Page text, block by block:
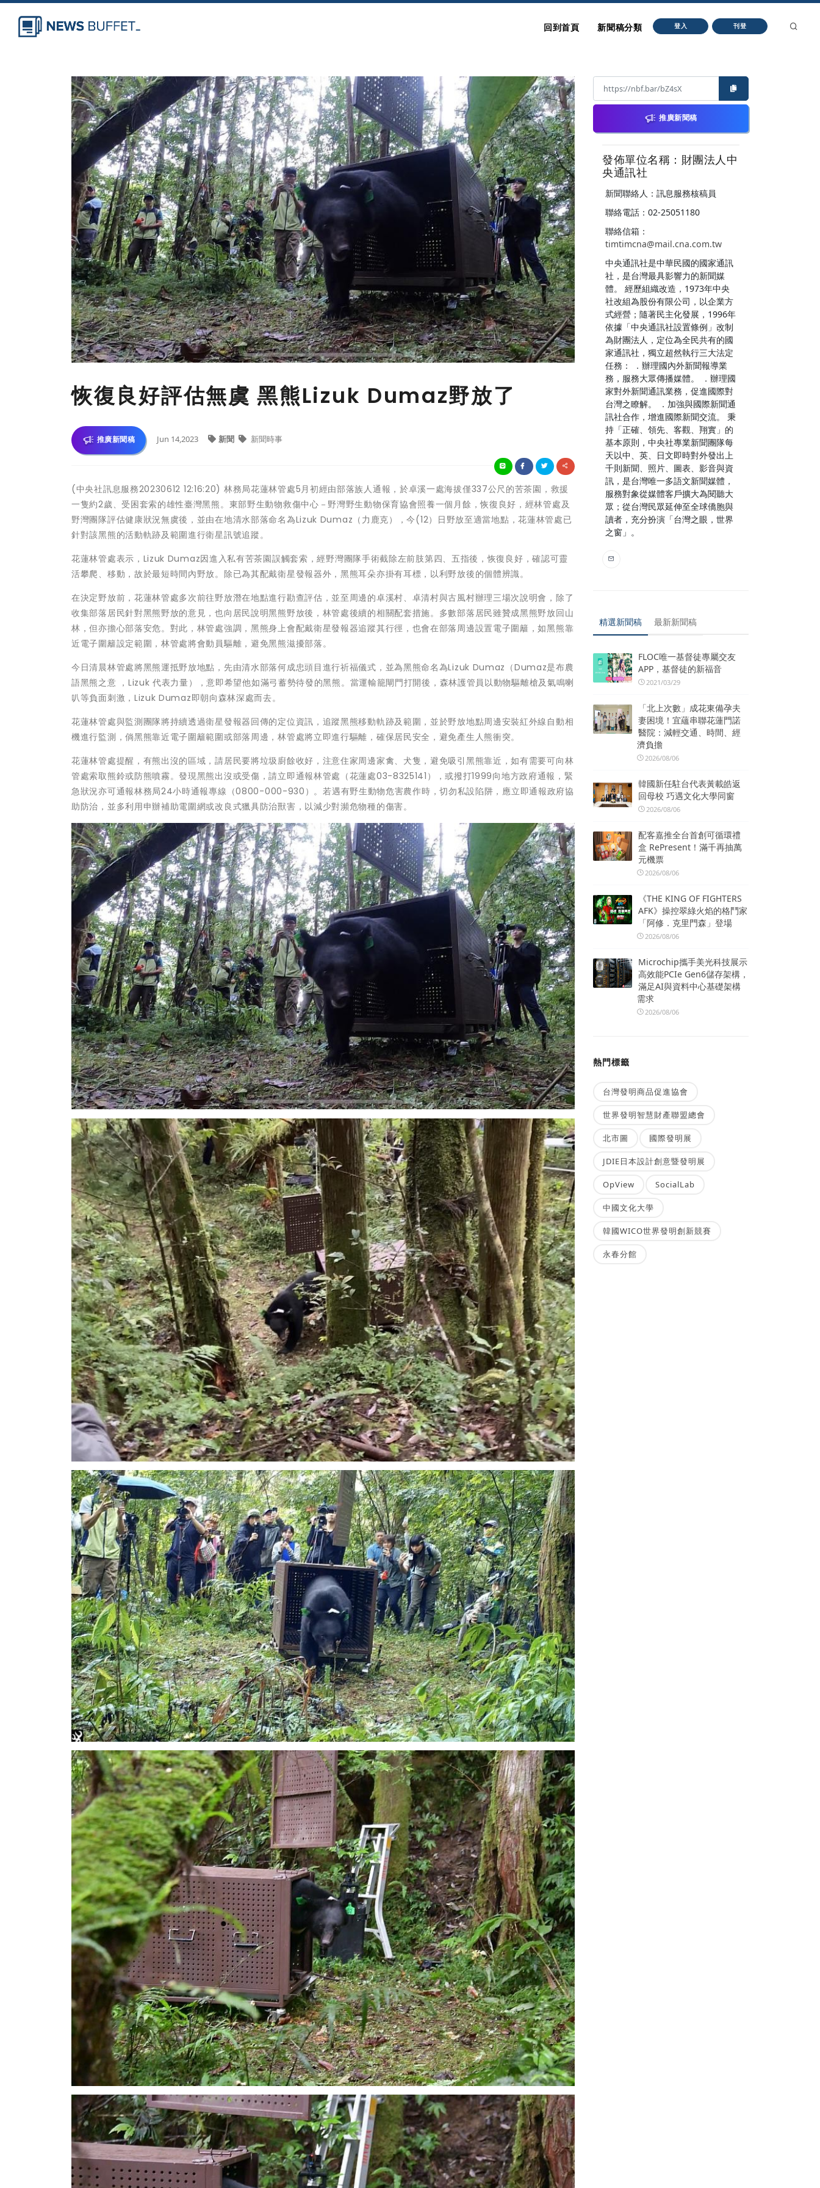
回到首頁 新聞稿分類 登入 刊登
恢復良好評估無虞 黑熊Lizuk Dumaz野放了
推廣新聞稿 Jun 14,2023 新聞 新聞時事
(中央社訊息服務20230612 12:16:20) 林務局花蓮林管處5月初經由部落族人通報，於卓溪一處海拔僅337公尺的苦茶園，救援
一隻約2歲、受困套索的雄性臺灣黑熊。東部野生動物救傷中心－野灣野生動物保育協會照養一個月餘，恢復良好，經林管處及
野灣團隊評估健康狀況無虞後，並由在地清水部落命名為Lizuk Dumaz（力鹿克），今(12）日野放至適當地點，花蓮林管處已
針對該黑熊的活動軌跡及範圍進行衛星訊號追蹤。
花蓮林管處表示，Lizuk Dumaz因進入私有苦茶園誤觸套索，經野灣團隊手術截除左前肢第四、五指後，恢復良好，確認可靈
活攀爬、移動，故於最短時間內野放。除已為其配戴衛星發報器外，黑熊耳朵亦掛有耳標，以利野放後的個體辨識。
在決定野放前，花蓮林管處多次前往野放潛在地點進行勘查評估，並至周邊的卓溪村、卓清村與古風村辦理三場次說明會，除了
收集部落居民針對黑熊野放的意見，也向居民說明黑熊野放後，林管處後續的相關配套措施。多數部落居民雖贊成黑熊野放回山
林，但亦擔心部落安危。對此，林管處強調，黑熊身上會配戴衛星發報器追蹤其行徑，也會在部落周邊設置電子圍籬，如黑熊靠
近電子圍籬設定範圍，林管處將會動員驅離，避免黑熊滋擾部落。
今日清晨林管處將黑熊運抵野放地點，先由清水部落何成忠頭目進行祈福儀式，並為黑熊命名為Lizuk Dumaz（Dumaz是布農
語黑熊之意 ，Lizuk 代表力量），意即希望他如滿弓蓄勢待發的黑熊。當運輸籠閘門打開後，森林護管員以動物驅離槍及氣鳴喇
叭等負面刺激，Lizuk Dumaz即朝向森林深處而去。
花蓮林管處與監測團隊將持續透過衛星發報器回傳的定位資訊，追蹤黑熊移動軌跡及範圍，並於野放地點周邊安裝紅外線自動相
機進行監測，倘黑熊靠近電子圍籬範圍或部落周邊，林管處將立即進行驅離，確保居民安全，避免產生人熊衝突。
花蓮林管處提醒，有熊出沒的區域，請居民要將垃圾廚餘收好，注意住家周邊家禽、犬隻，避免吸引黑熊靠近，如有需要可向林
管處索取熊鈴或防熊噴霧。發現黑熊出沒或受傷，請立即通報林管處（花蓮處03-8325141），或撥打1999向地方政府通報，緊
急狀況亦可通報林務局24小時通報專線（0800-000-930）。若遇有野生動物危害農作時，切勿私設陷阱，應立即通報政府協
助防治，並多利用申辦補助電圍網或改良式獵具防治獸害，以減少對瀕危物種的傷害。
推廣新聞稿
發佈單位名稱：財團法人中
央通訊社
新聞聯絡人：訊息服務核稿員
聯絡電話：02-25051180
聯絡信箱：
timtimcna@mail.cna.com.tw
中央通訊社是中華民國的國家通訊
社，是台灣最具影響力的新聞媒
體。 經歷組織改造，1973年中央
社改組為股份有限公司，以企業方
式經營；隨著民主化發展，1996年
依據「中央通訊社設置條例」改制
為財團法人，定位為全民共有的國
家通訊社，獨立超然執行三大法定
任務： ．辦理國內外新聞報導業
務，服務大眾傳播媒體。 ．辦理國
家對外新聞通訊業務，促進國際對
台灣之瞭解。 ．加強與國際新聞通
訊社合作，增進國際新聞交流。 秉
持「正確、領先、客觀、翔實」的
基本原則，中央社專業新聞團隊每
天以中、英、日文即時對外發出上
千則新聞、照片、圖表、影音與資
訊，是台灣唯一多語文新聞媒體，
服務對象從媒體客戶擴大為閱聽大
眾；從台灣民眾延伸至全球僑胞與
讀者，充分扮演「台灣之眼，世界
之窗」。
精選新聞稿 最新新聞稿
FLOC唯一基督徒專屬交友
APP，基督徒的新福音
2021/03/29
「北上次數」成花東備孕夫
妻困境！宜蘊串聯花蓮門諾
醫院：減輕交通、時間、經
濟負擔
2026/08/06
韓國新任駐台代表黃載皓返
回母校 巧遇文化大學同窗
2026/08/06
配客嘉推全台首創可循環禮
盒 RePresent！滿千再抽萬
元機票
2026/08/06
《THE KING OF FIGHTERS
AFK》操控翠綠火焰的格鬥家
「阿修．克里門森」登場
2026/08/06
Microchip攜手美光科技展示
高效能PCIe Gen6儲存架構，
滿足AI與資料中心基礎架構
需求
2026/08/06
熱門標籤
台灣發明商品促進協會
世界發明智慧財產聯盟總會
北市圖 國際發明展
JDIE日本設計創意暨發明展
OpView SocialLab
中國文化大學
韓國WICO世界發明創新競賽
永春分館